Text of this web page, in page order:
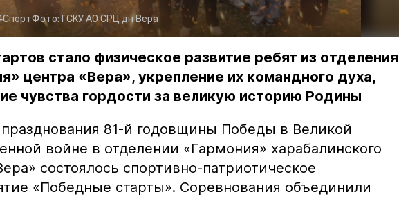
СпортФото: ГСКУ АО СРЦ дн Вера
стало физическое развитие ребят из отделения
центра «Вера», укрепление их командного духа,
чувства гордости за великую историю Родины
81-й годовщины Победы в Великой
войне в отделении «Гармония» харабалинского
состоялось спортивно-патриотическое
«Победные старты». Соревнования объединили